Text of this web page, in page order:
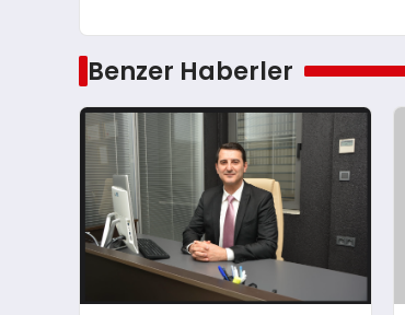
Benzer Haberler